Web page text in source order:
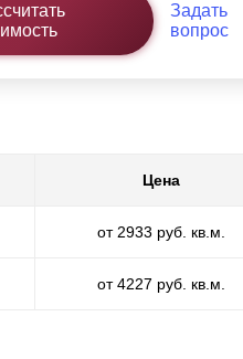
Задать
вопрос
Цена
от 2933 руб. кв.м.
от 4227 руб. кв.м.